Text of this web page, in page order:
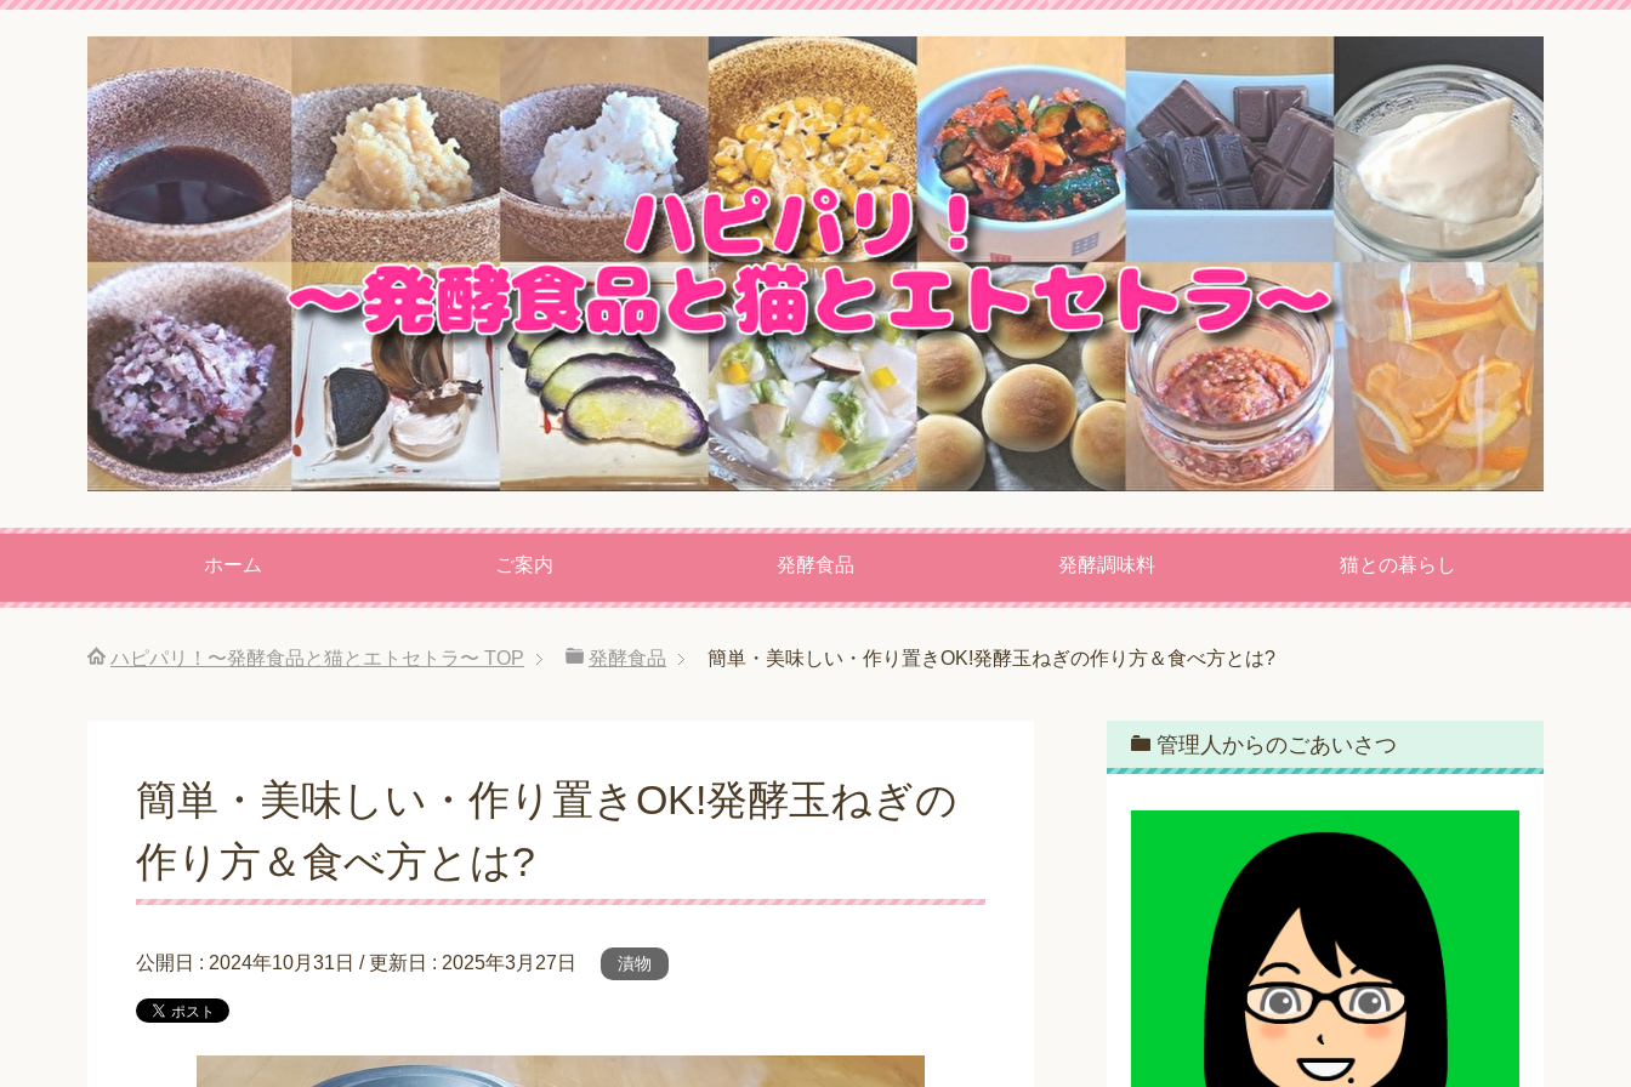
ホーム ご案内 発酵食品 発酵調味料 猫との暮らし
ハピパリ！〜発酵食品と猫とエトセトラ〜 TOP 発酵食品 簡単・美味しい・作り置きOK!発酵玉ねぎの作り方＆食べ方とは?
簡単・美味しい・作り置きOK!発酵玉ねぎの
作り方＆食べ方とは?
公開日 : 2024年10月31日 / 更新日 : 2025年3月27日 漬物
管理人からのごあいさつ